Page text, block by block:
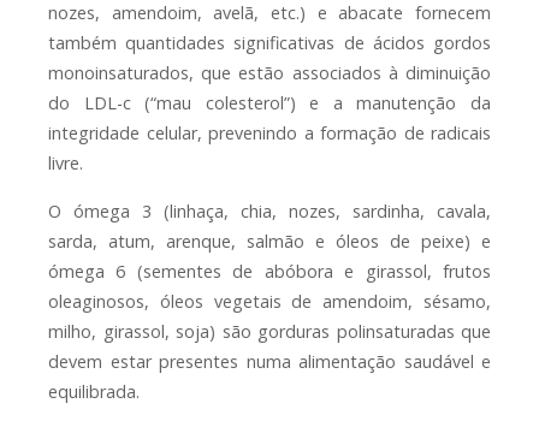
nozes, amendoim, avelã, etc.) e abacate fornecem
também quantidades significativas de ácidos gordos
monoinsaturados, que estão associados à diminuição
do LDL-c (“mau colesterol”) e a manutenção da
integridade celular, prevenindo a formação de radicais
livre.
O ómega 3 (linhaça, chia, nozes, sardinha, cavala,
sarda, atum, arenque, salmão e óleos de peixe) e
ómega 6 (sementes de abóbora e girassol, frutos
oleaginosos, óleos vegetais de amendoim, sésamo,
milho, girassol, soja) são gorduras polinsaturadas que
devem estar presentes numa alimentação saudável e
equilibrada.